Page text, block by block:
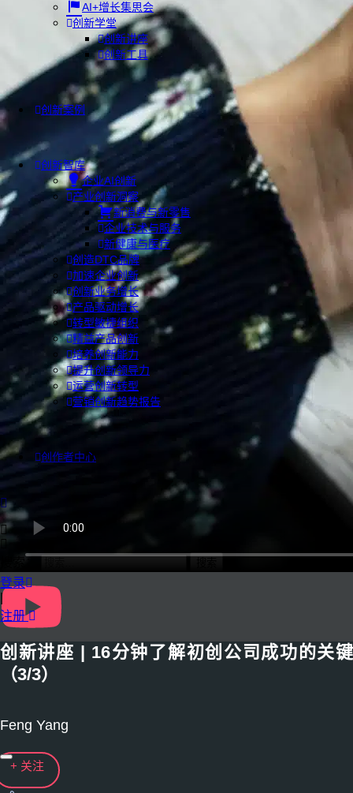
AI+增长集思会
创新学堂
创新讲座
创新工具
创新案例
创新智库
企业AI创新
产业创新洞察
新消费与新零售
企业技术与服务
新健康与医疗
创造DTC品牌
加速企业创新
创新业务增长
产品驱动增长
转型敏捷组织
精益产品创新
培养创新能力
提升创新领导力
运营创新转型
营销创新趋势报告
创作者中心
登录
|
注册
创新讲座 | 16分钟了解初创公司成功的关键
（3/3）
Feng Yang
+ 关注